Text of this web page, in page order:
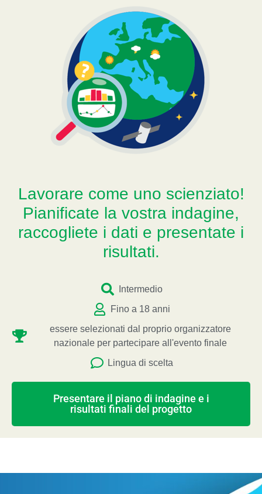
Lavorare come uno scienziato!
Pianificate la vostra indagine,
raccogliete i dati e presentate i
risultati.
Intermedio
Fino a 18 anni
essere selezionati dal proprio organizzatore
nazionale per partecipare all'evento finale
Lingua di scelta
Presentare il piano di indagine e i
risultati finali del progetto